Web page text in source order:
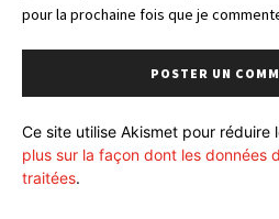
pour la prochaine fois que je
Ce site utilise Akismet pour réduire
plus sur la façon dont les données
traitées.